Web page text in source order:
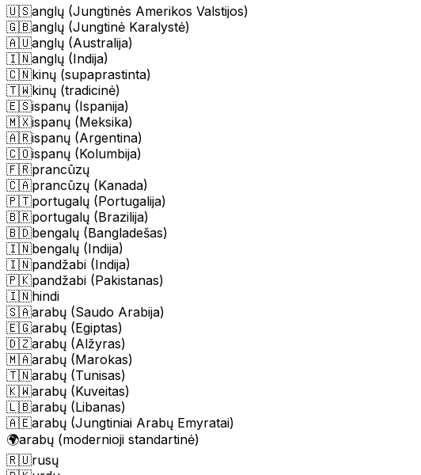
🇺🇸anglų (Jungtinės Amerikos Valstijos)
🇬🇧anglų (Jungtinė Karalystė)
🇦🇺anglų (Australija)
🇮🇳anglų (Indija)
🇨🇳kinų (supaprastinta)
🇹🇼kinų (tradicinė)
🇪🇸ispanų (Ispanija)
🇲🇽ispanų (Meksika)
🇦🇷ispanų (Argentina)
🇨🇴ispanų (Kolumbija)
🇫🇷prancūzų
🇨🇦prancūzų (Kanada)
🇵🇹portugalų (Portugalija)
🇧🇷portugalų (Brazilija)
🇧🇩bengalų (Bangladešas)
🇮🇳bengalų (Indija)
🇮🇳pandžabi (Indija)
🇵🇰pandžabi (Pakistanas)
🇮🇳hindi
🇸🇦arabų (Saudo Arabija)
🇪🇬arabų (Egiptas)
🇩🇿arabų (Alžyras)
🇲🇦arabų (Marokas)
🇹🇳arabų (Tunisas)
🇰🇼arabų (Kuveitas)
🇱🇧arabų (Libanas)
🇦🇪arabų (Jungtiniai Arabų Emyratai)
🌍arabų (modernioji standartinė)
🇷🇺rusų